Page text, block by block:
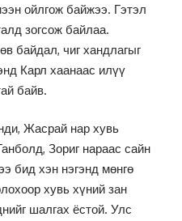
ойлгож байжээ. Гэтэл
зогсож байлаа.
байдал, чиг хандлагыг
Карл хаанаас илүү
байв.
Жасрай нар хувь
Зориг нараас сайн
бид хэн нэгэнд мөнгө
хувь хүний зан
шалгах ёстой. Улс